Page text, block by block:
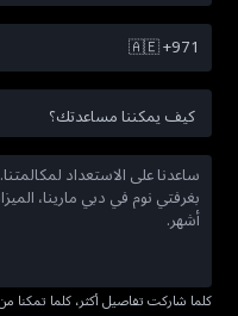
🇦🇪+971
كلما شاركت تفاصيل أكثر، كلما